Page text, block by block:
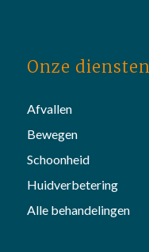
Onze diensten
Afvallen
Bewegen
Schoonheid
Huidverbetering
Alle behandelingen